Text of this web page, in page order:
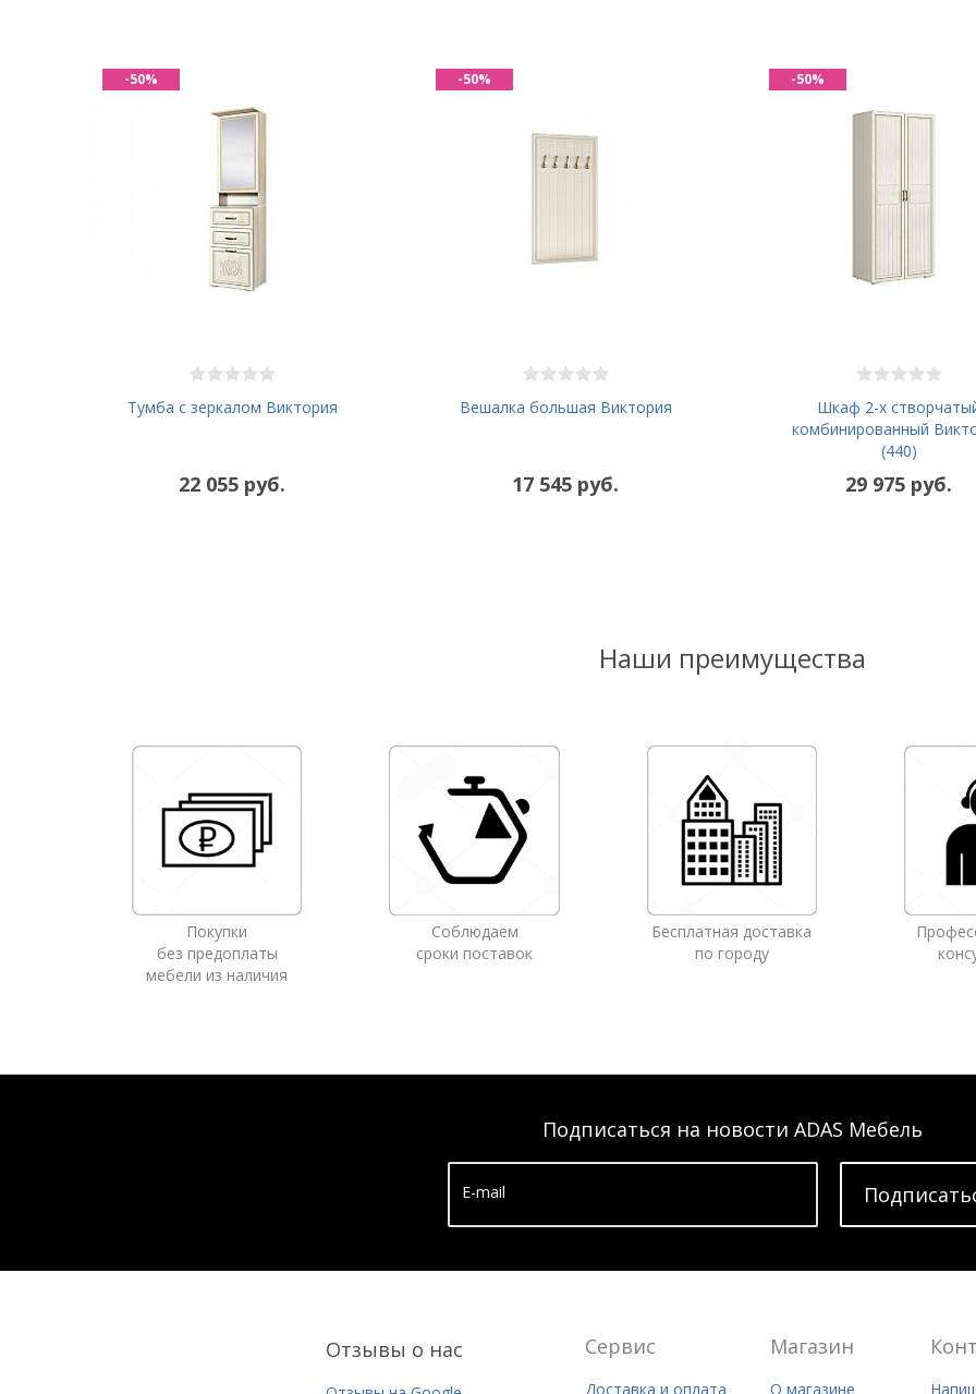
Тумба с зеркалом Виктория
22 055 руб.
-50%
Вешалка большая Виктория
17 545 руб.
-50%
Шкаф 2-х
комбинированный
(440)
29 975 руб.
-50%
Наши преимущества
Покупки
без предоплаты
мебели из наличия
Соблюдаем
сроки поставок
Бесплатная доставка
по городу
Подписаться на новости ADAS Мебель
E-mail
Отзывы о нас Сервис
Доставка и оплата
Магазин
О магазине